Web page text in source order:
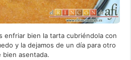
enfriar bien la tarta cubriéndola con
y la dejamos de un día para otro
bien asentada.